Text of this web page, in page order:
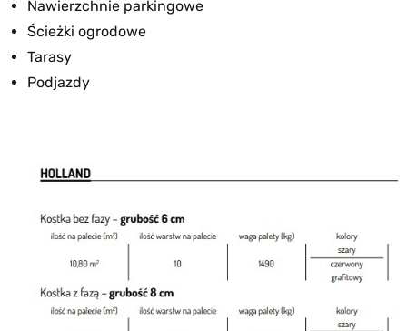
Nawierzchnie parkingowe
Ścieżki ogrodowe
Tarasy
Podjazdy